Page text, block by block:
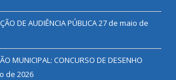
DE AUDIÊNCIA PÚBLICA27 de maio de
MUNICIPAL: CONCURSO DE DESENHO
de 2026